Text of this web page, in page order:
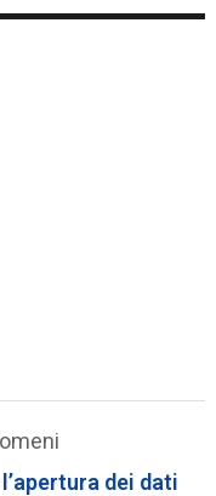
l’apertura dei dati